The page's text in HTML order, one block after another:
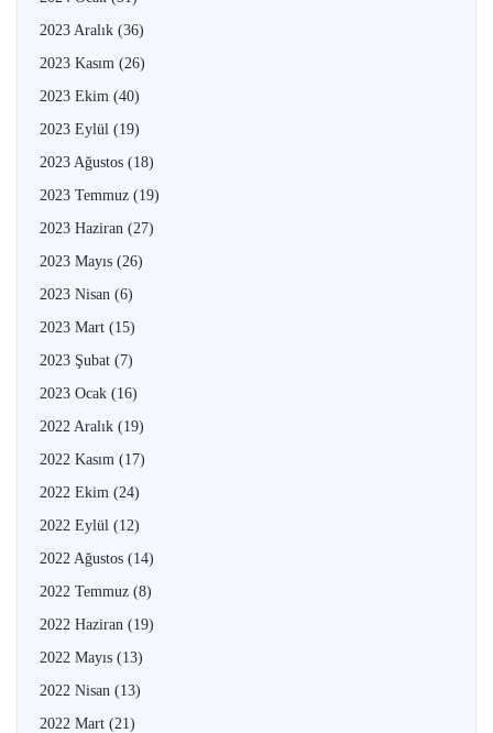
2023 Aralık (36)
2023 Kasım (26)
2023 Ekim (40)
2023 Eylül (19)
2023 Ağustos (18)
2023 Temmuz (19)
2023 Haziran (27)
2023 Mayıs (26)
2023 Nisan (6)
2023 Mart (15)
2023 Şubat (7)
2023 Ocak (16)
2022 Aralık (19)
2022 Kasım (17)
2022 Ekim (24)
2022 Eylül (12)
2022 Ağustos (14)
2022 Temmuz (8)
2022 Haziran (19)
2022 Mayıs (13)
2022 Nisan (13)
2022 Mart (21)